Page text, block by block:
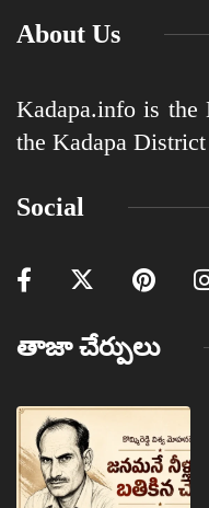
About Us
Kadapa.info is the
the Kadapa District
Social
తాజా చేర్పులు